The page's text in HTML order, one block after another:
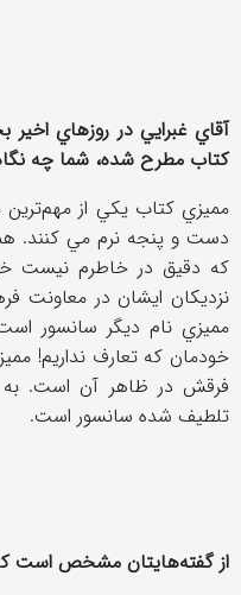
آقاي غبرايي در روزهاي
كتاب مطرح شده، شما چه
مميزي كتاب يكي از
دست و پنجه نرم مي كنند.
كه دقيق در خاطرم نيست
نزديكان ايشان در معاونت
مميزي نام ديگر سانسور
خودمان كه تعارف نداريم!
فرقش در ظاهر آن است. به
تلطيف شده سانسور است.
از گفته‌هايتان مشخص است